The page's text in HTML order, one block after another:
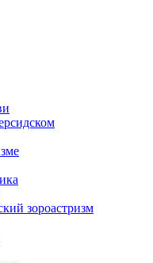
зороастризм